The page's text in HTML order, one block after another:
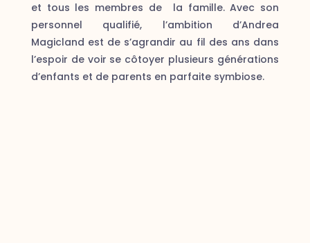
et tous les membres de la famille. Avec son
personnel qualifié, l’ambition d’Andrea
Magicland est de s’agrandir au fil des ans dans
l’espoir de voir se côtoyer plusieurs générations
d’enfants et de parents en parfaite symbiose.